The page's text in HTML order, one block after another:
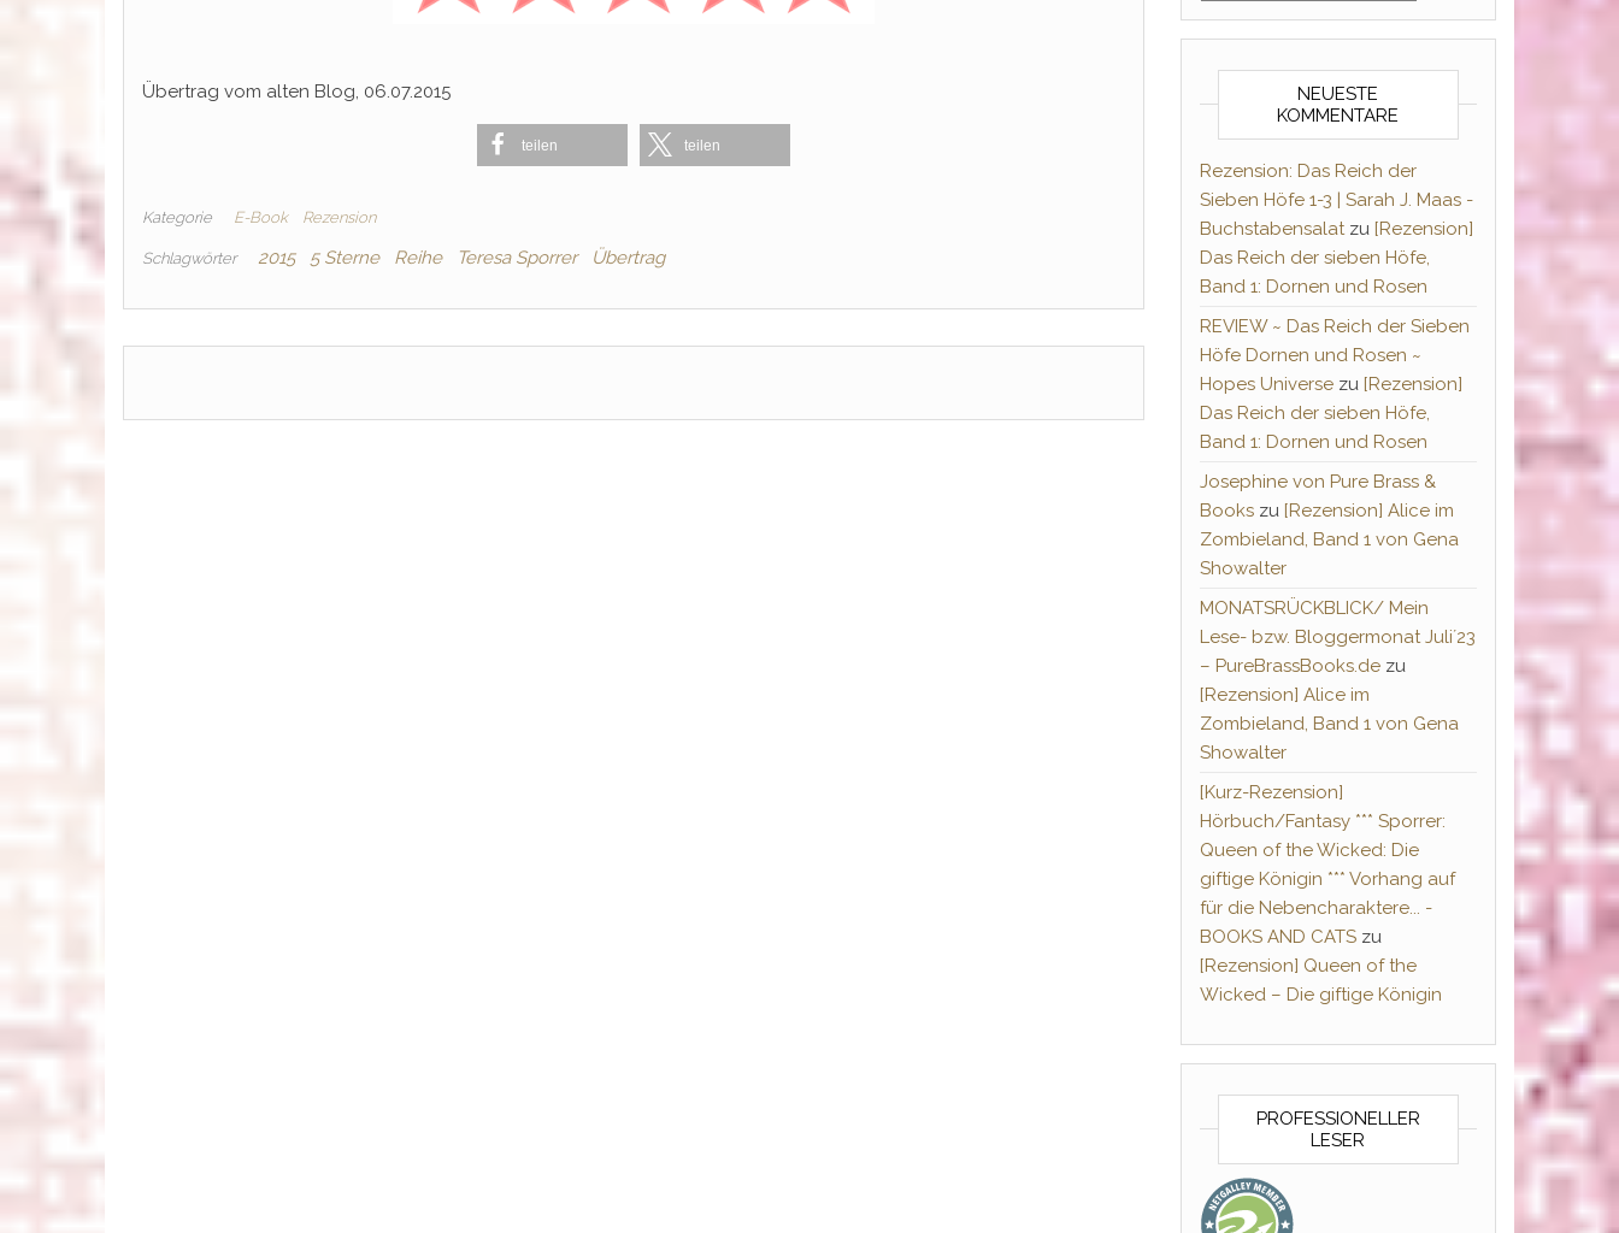
Übertrag vom alten Blog, 06.07.2015
teilen teilen
Kategorie E-Book Rezension
Schlagwörter 2015 5 Sterne Reihe Teresa Sporrer Übertrag
NEUESTE
KOMMENTARE
Rezension: Das Reich der
Sieben Höfe 1-3 | Sarah J. Maas -
Buchstabensalatzu [Rezension]
Das Reich der sieben Höfe,
Band 1: Dornen und Rosen
REVIEW ~ Das Reich der Sieben
Höfe Dornen und Rosen ~
Hopes Universezu [Rezension]
Das Reich der sieben Höfe,
Band 1: Dornen und Rosen
Josephine von Pure Brass &
Bookszu [Rezension] Alice im
Zombieland, Band 1 von Gena
Showalter
MONATSRÜCKBLICK/ Mein
Lese- bzw. Bloggermonat Juli´23
– PureBrassBooks.dezu
[Rezension] Alice im
Zombieland, Band 1 von Gena
Showalter
[Kurz-Rezension]
Hörbuch/Fantasy *** Sporrer:
Queen of the Wicked: Die
giftige Königin *** Vorhang auf
für die Nebencharaktere... -
BOOKS AND CATSzu
[Rezension] Queen of the
Wicked – Die giftige Königin
PROFESSIONELLER
LESER